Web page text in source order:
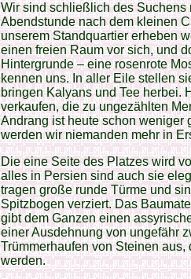
Wir sind schließlich des Suchens
Abendstunde nach dem kleinen
unserem Standquartier erheben
einen freien Raum vor sich, und
Hintergrunde – eine rosenrote
kennen uns. In aller Eile stellen
bringen Kalyans und Tee herbei.
verkaufen, die zu ungezählten
Andrang ist heute schon weniger
werden wir niemanden mehr in
Die eine Seite des Platzes wird
alles in Persien sind auch sie
tragen große runde Türme und
Spitzbogen verziert. Das
gibt dem Ganzen einen
einer Ausdehnung von ungefähr
Trümmerhaufen von Steinen
werden.